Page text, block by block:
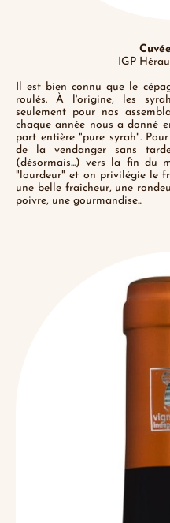
IGP
Il est bien connu que le
roulés. À l'origine, les
seulement pour nos
chaque année nous a donné
part entière "pure syrah".
de la vendanger sans
(désormais...) vers la fin du
"lourdeur" et on privilégie le
une belle fraîcheur, une
poivre, une gourmandise...